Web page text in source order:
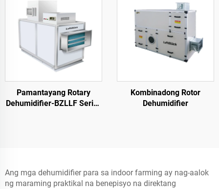
Pamantayang Rotary
Dehumidifier-BZLLF Series
Kombinadong Rotor
Dehumidifier
Ang mga dehumidifier para sa indoor farming ay nag-aalok
ng maraming praktikal na benepisyo na direktang